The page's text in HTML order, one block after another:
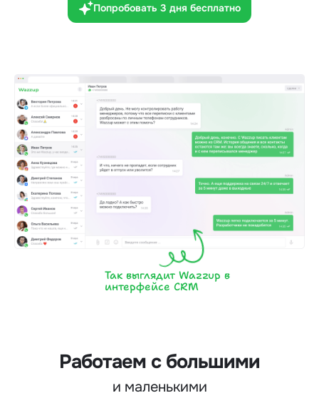
Попробовать 3 дня бесплатно
Так выглядит Wazzup в
интерфейсе CRM
Работаем с большими
и маленькими